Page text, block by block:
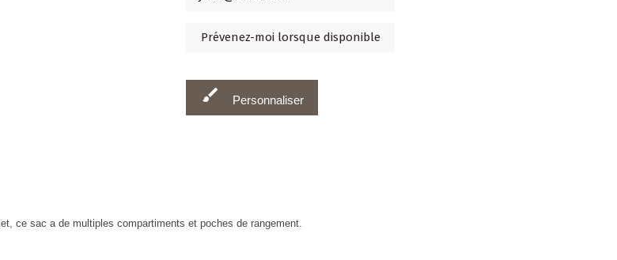
brush Personnaliser
ce sac a de multiples compartiments et poches de rangement.